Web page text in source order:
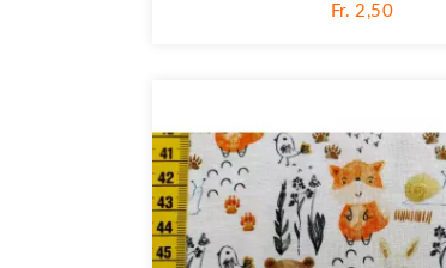
Fr. 2,50